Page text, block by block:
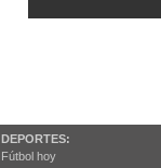
DEPORTES:
Fútbol hoy